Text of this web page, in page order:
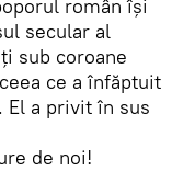
român îşi
secular al
sub coroane
ce a înfăptuit
El a privit în sus
de noi!